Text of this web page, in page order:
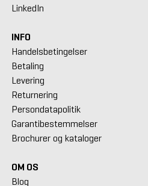
LinkedIn
INFO
Handelsbetingelser
Betaling
Levering
Returnering
Persondatapolitik
Garantibestemmelser
Brochurer og kataloger
OM OS
Blog